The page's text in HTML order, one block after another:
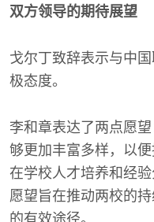
双方领导的期待展望
戈尔丁致辞表示与中
极态度。
李和章表达了两点愿
够更加丰富多样，以
在学校人才培养和经
愿望旨在推动两校的
的有效途径。